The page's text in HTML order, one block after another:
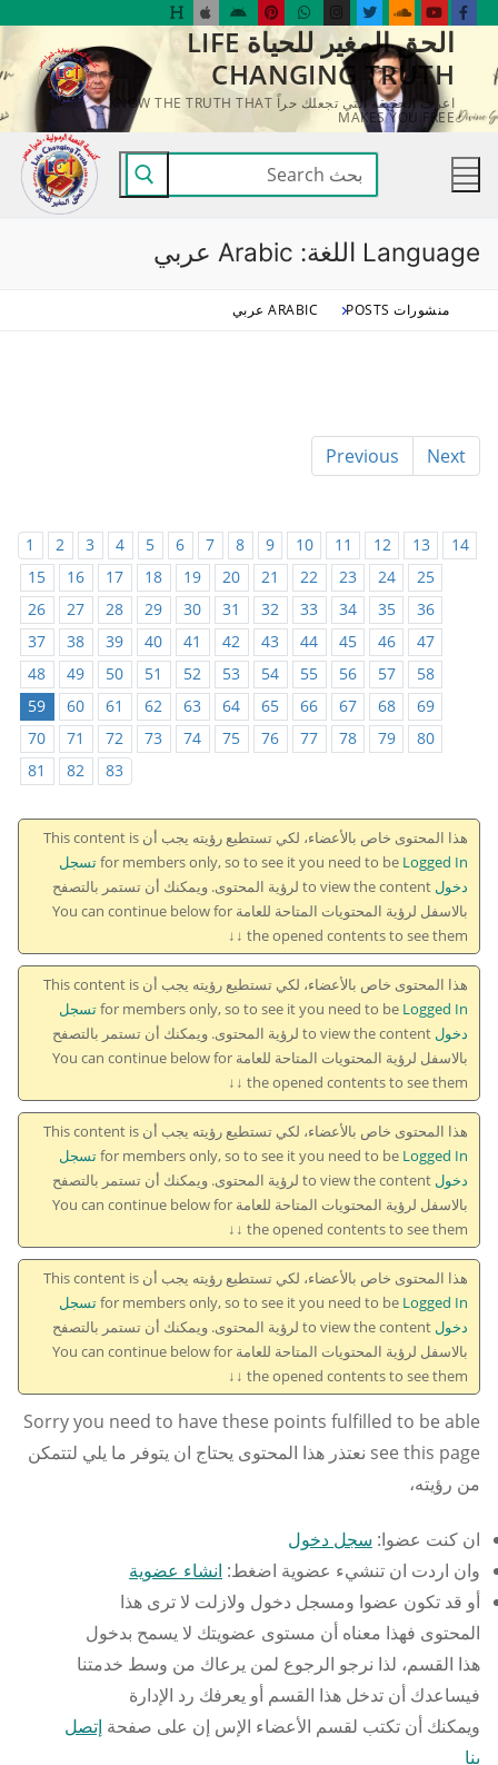
التجاوز
المحتوى
الحق المغير للحياة LIFE
CHANGING TRUTH
اعرف الحقيقة التي تجعلك حراً KNOW THE TRUTH THAT
MAKES YOU FREE
البحث
عن:
Language اللغة: Arabic عربي
منشورات POSTS ARABIC عربي
Previous Next
1 2 3 4 5 6 7 8 9 10 11 12 13
14
15
16 17 18 19 20 21 22 23 24
25
26
27 28 29 30 31 32 33 34 35
36
37
38 39 40 41 42 43 44 45 46
47
48
49 50 51 52 53 54 55 56 57
58
59
60 61 62 63 64 65 66 67 68
69
70
71 72 73 74 75 76 77 78 79
80
81
82 83
هذا المحتوى خاص بالأعضاء، لكي تستطيع رؤيته يجب أن This content is
for members only, so to see it you need to beLogged In تسجل
دخول
to view the content لرؤية المحتوى. ويمكنك أن تستمر بالتصفح
بالاسفل لرؤية المحتويات المتاحة للعامة You can continue below for
the opened contents to see them ↓↓
هذا المحتوى خاص بالأعضاء، لكي تستطيع رؤيته يجب أن This content is
for members only, so to see it you need to beLogged In تسجل
دخول
to view the content لرؤية المحتوى. ويمكنك أن تستمر بالتصفح
بالاسفل لرؤية المحتويات المتاحة للعامة You can continue below for
the opened contents to see them ↓↓
هذا المحتوى خاص بالأعضاء، لكي تستطيع رؤيته يجب أن This content is
for members only, so to see it you need to beLogged In تسجل
دخول
to view the content لرؤية المحتوى. ويمكنك أن تستمر بالتصفح
بالاسفل لرؤية المحتويات المتاحة للعامة You can continue below for
the opened contents to see them ↓↓
هذا المحتوى خاص بالأعضاء، لكي تستطيع رؤيته يجب أن This content is
for members only, so to see it you need to beLogged In تسجل
دخول
to view the content لرؤية المحتوى. ويمكنك أن تستمر بالتصفح
بالاسفل لرؤية المحتويات المتاحة للعامة You can continue below for
the opened contents to see them ↓↓
Sorry you need to have these points fulfilled to be able
see this page نعتذر هذا المحتوى يحتاج ان يتوفر ما يلي لتتمكن
من رؤيته،
ان كنت عضوا: سجل دخول
وان اردت ان تنشيء عضوية اضغط: انشاء عضوية
أو قد تكون عضوا ومسجل دخول ولازلت لا ترى هذا
المحتوى فهذا معناه أن مستوى عضويتك لا يسمح بدخول
هذا القسم، لذا نرجو الرجوع لمن يرعاك من وسط خدمتنا
فيساعدك أن تدخل هذا القسم أو يعرفك رد الإدارة
ويمكنك أن تكتب لقسم الأعضاء الإس إن على صفحة إتصل
بنا